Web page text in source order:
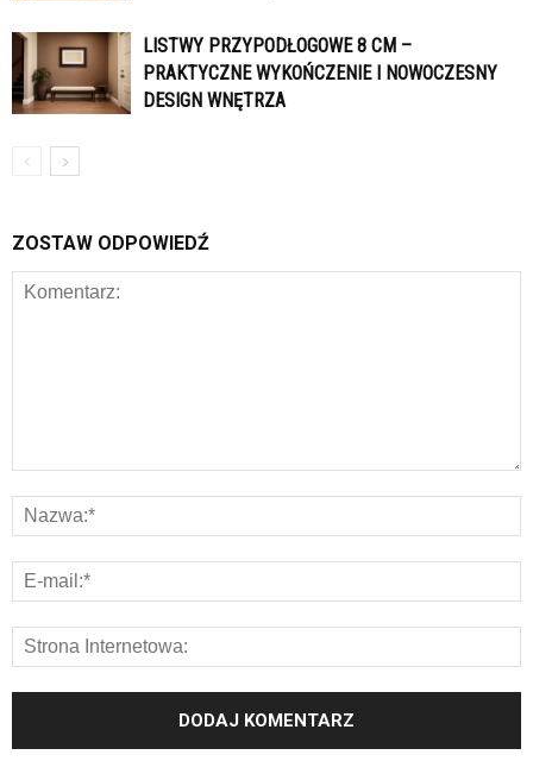
LISTWY PRZYPODŁOGOWE 8 CM –
PRAKTYCZNE WYKOŃCZENIE I NOWOCZESNY
DESIGN WNĘTRZA
ZOSTAW ODPOWIEDŹ